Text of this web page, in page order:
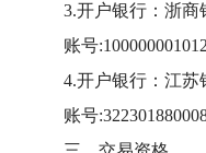
3.开户银行：浙商
账号
4.开户银行：江
账号